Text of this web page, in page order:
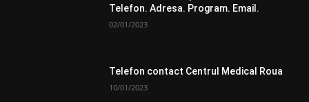
Telefon. Adresa. Program. Email.
02/01/2023
Telefon contact Centrul Medical Roua
10/01/2023